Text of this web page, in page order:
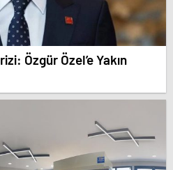
Özgür Özel’e Yakın